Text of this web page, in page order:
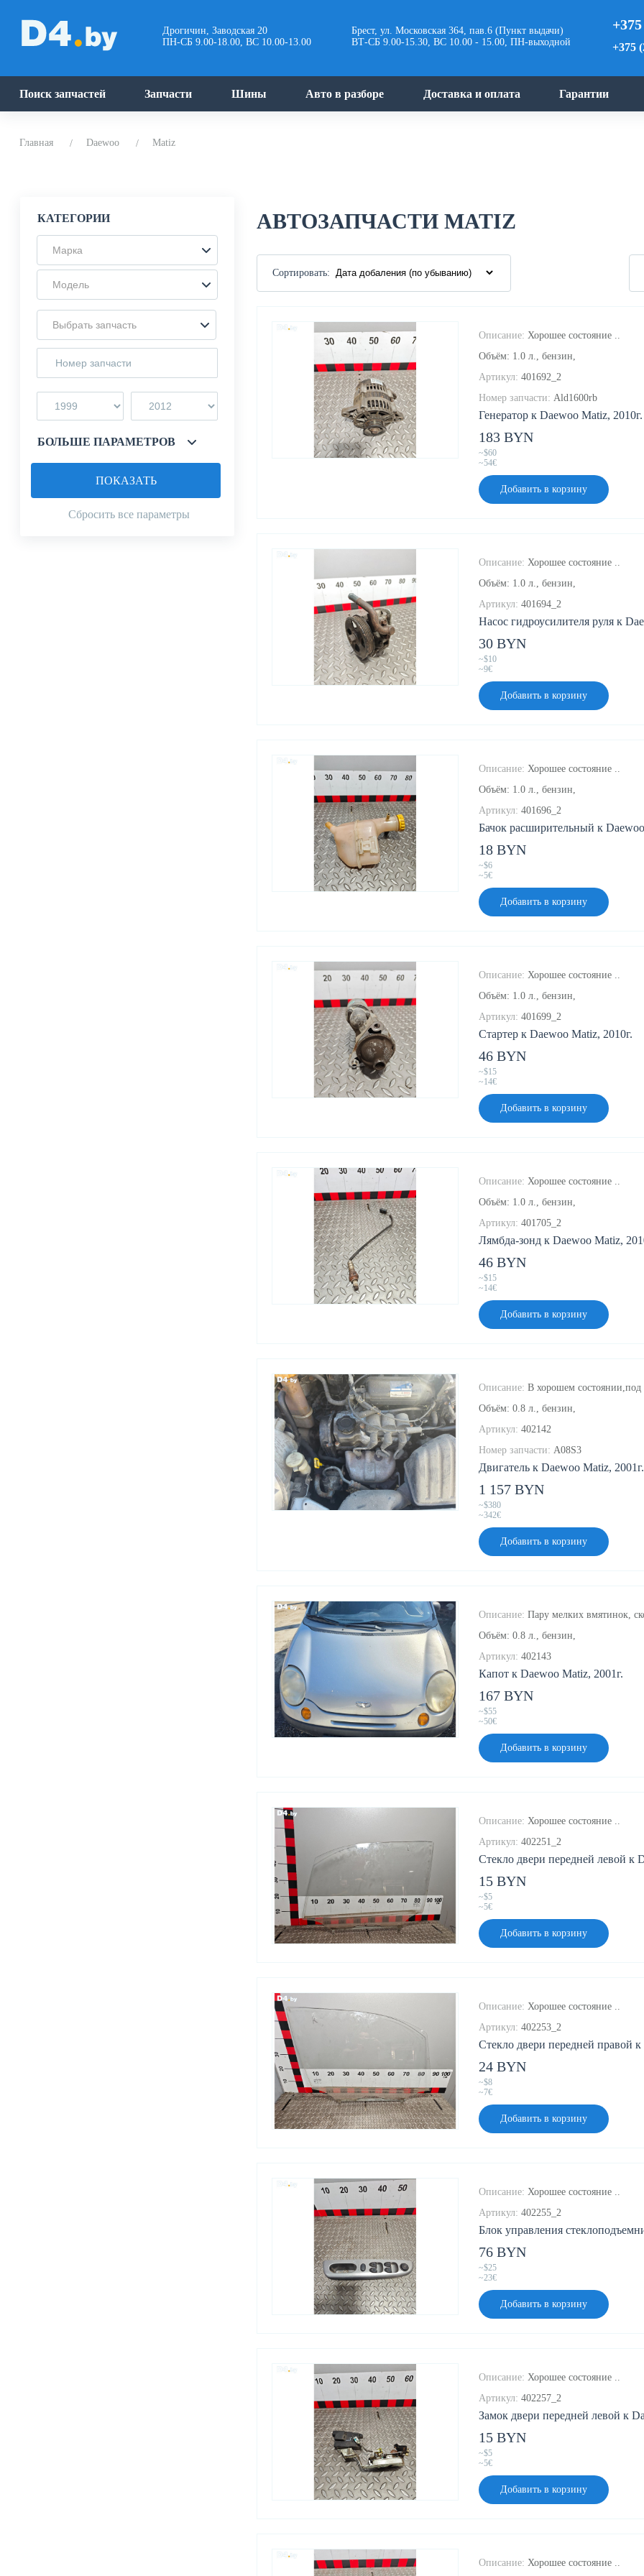
Дрогичин, Заводская 20
ПН-СБ 9.00-18.00, ВС 10.00-13.00
Брест, ул. Московская 364, пав.6 (Пункт выдачи)
ВТ-СБ 9.00-15.30, ВС 10.00 - 15.00, ПН-выходной
+375
Поиск запчастей Запчасти Шины Авто в разборе Доставка и оплата Гарантии
Главная Daewoo Matiz
КАТЕГОРИИ
Марка
Модель
Выбрать запчасть
БОЛЬШЕ ПАРАМЕТРОВ
Сбросить все параметры
ПОКАЗАТЬ
АВТОЗАПЧАСТИ MATIZ
Сортировать:
Генератор к Daewoo Matiz, 2010г.
Описание: Хорошее состояние ..
Объём: 1.0 л., бензин,
Артикул: 401692_2
Номер запчасти: Ald1600rb
183 BYN
~$60
~54€
Добавить в корзину
Насос гидроусилителя руля к
Описание: Хорошее состояние ..
Объём: 1.0 л., бензин,
Артикул: 401694_2
30 BYN
~$10
~9€
Добавить в корзину
Бачок расширительный к
Описание: Хорошее состояние ..
Объём: 1.0 л., бензин,
Артикул: 401696_2
18 BYN
~$6
~5€
Добавить в корзину
Стартер к Daewoo Matiz, 2010г.
Описание: Хорошее состояние ..
Объём: 1.0 л., бензин,
Артикул: 401699_2
46 BYN
~$15
~14€
Добавить в корзину
Лямбда-зонд к Daewoo Matiz,
Описание: Хорошее состояние ..
Объём: 1.0 л., бензин,
Артикул: 401705_2
46 BYN
~$15
~14€
Добавить в корзину
Двигатель к Daewoo Matiz, 2001г.
Описание: В хорошем состоянии,под
Объём: 0.8 л., бензин,
Артикул: 402142
Номер запчасти: A08S3
1 157 BYN
~$380
~342€
Добавить в корзину
Капот к Daewoo Matiz, 2001г.
Описание: Пару мелких вмятинок,
Объём: 0.8 л., бензин,
Артикул: 402143
167 BYN
~$55
~50€
Добавить в корзину
Стекло двери передней левой к
Описание: Хорошее состояние ..
Артикул: 402251_2
15 BYN
~$5
~5€
Добавить в корзину
Стекло двери передней правой к
Описание: Хорошее состояние ..
Артикул: 402253_2
24 BYN
~$8
~7€
Добавить в корзину
Блок управления
Описание: Хорошее состояние ..
Артикул: 402255_2
76 BYN
~$25
~23€
Добавить в корзину
Замок двери передней левой к
Описание: Хорошее состояние ..
Артикул: 402257_2
15 BYN
~$5
~5€
Добавить в корзину
Описание: Хорошее состояние ..